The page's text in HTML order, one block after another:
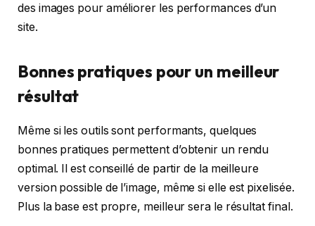
des images pour améliorer les performances d’un
site.
Bonnes pratiques pour un meilleur
résultat
Même si les outils sont performants, quelques
bonnes pratiques permettent d’obtenir un rendu
optimal. Il est conseillé de partir de la meilleure
version possible de l’image, même si elle est pixelisée.
Plus la base est propre, meilleur sera le résultat final.